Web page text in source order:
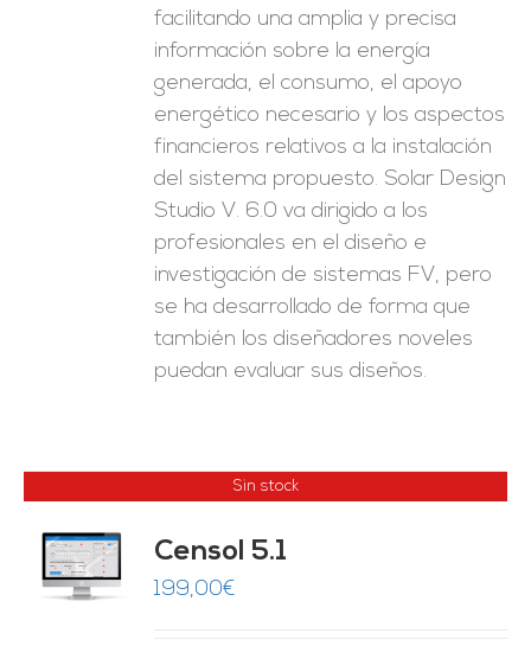
facilitando una amplia y precisa
información sobre la energía
generada, el consumo, el apoyo
energético necesario y los aspectos
financieros relativos a la instalación
del sistema propuesto. Solar Design
Studio V. 6.0 va dirigido a los
profesionales en el diseño e
investigación de sistemas FV, pero
se ha desarrollado de forma que
también los diseñadores noveles
puedan evaluar sus diseños.
Sin stock
Censol 5.1
199,00€